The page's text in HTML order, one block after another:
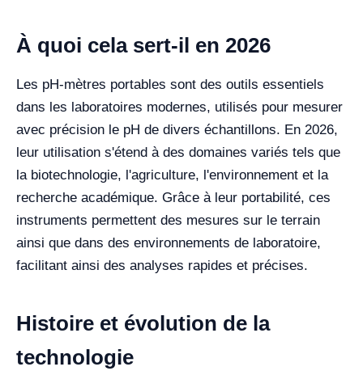
À quoi cela sert-il en 2026
Les pH-mètres portables sont des outils essentiels
dans les laboratoires modernes, utilisés pour mesurer
avec précision le pH de divers échantillons. En 2026,
leur utilisation s'étend à des domaines variés tels que
la biotechnologie, l'agriculture, l'environnement et la
recherche académique. Grâce à leur portabilité, ces
instruments permettent des mesures sur le terrain
ainsi que dans des environnements de laboratoire,
facilitant ainsi des analyses rapides et précises.
Histoire et évolution de la
technologie